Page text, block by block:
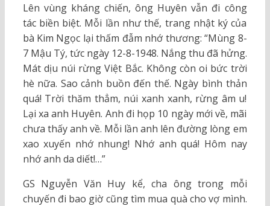
Lên vùng kháng chiến, ông Huyên vẫn đi công
tác biền biệt. Mỗi lần như thế, trang nhật ký của
bà Kim Ngọc lại thấm đẫm nhớ thương: “Mùng 8-
7 Mậu Tý, tức ngày 12-8-1948. Nắng thu đã hửng.
Mát dịu núi rừng Việt Bắc. Không còn oi bức trời
hè nữa. Sao cảnh buồn đến thế. Ngày bình thản
quá! Trời thăm thẳm, núi xanh xanh, rừng âm u!
Lại xa anh Huyên. Anh đi họp 10 ngày mới về, mãi
chưa thấy anh về. Mỗi lần anh lên đường lòng em
xao xuyến nhớ nhung! Nhớ anh quá! Hôm nay
nhớ anh da diết!…”
GS Nguyễn Văn Huy kể, cha ông trong mỗi
chuyến đi bao giờ cũng tìm mua quà cho vợ mình.